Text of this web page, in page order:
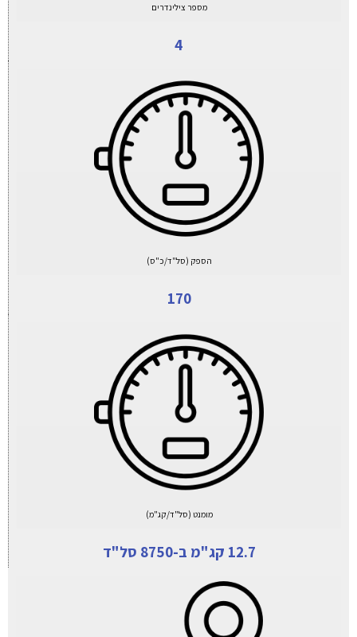
מספר צילינדרים
4
הספק (סל"ד/כ"ס)
170
מומנט (סל"ד/קג"מ)
12.7 קג"מ ב-8750 סל"ד